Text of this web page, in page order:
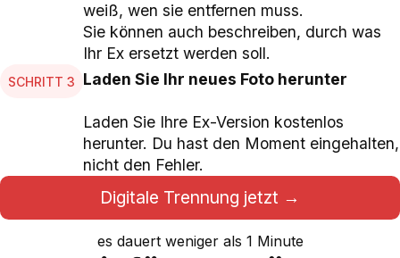
weiß, wen sie entfernen muss.
Sie können auch beschreiben, durch was
Ihr Ex ersetzt werden soll.
SCHRITT 3 Laden Sie Ihr neues Foto herunter
Laden Sie Ihre Ex-Version kostenlos
herunter. Du hast den Moment eingehalten,
nicht den Fehler.
Digitale Trennung jetzt →
es dauert weniger als 1 Minute